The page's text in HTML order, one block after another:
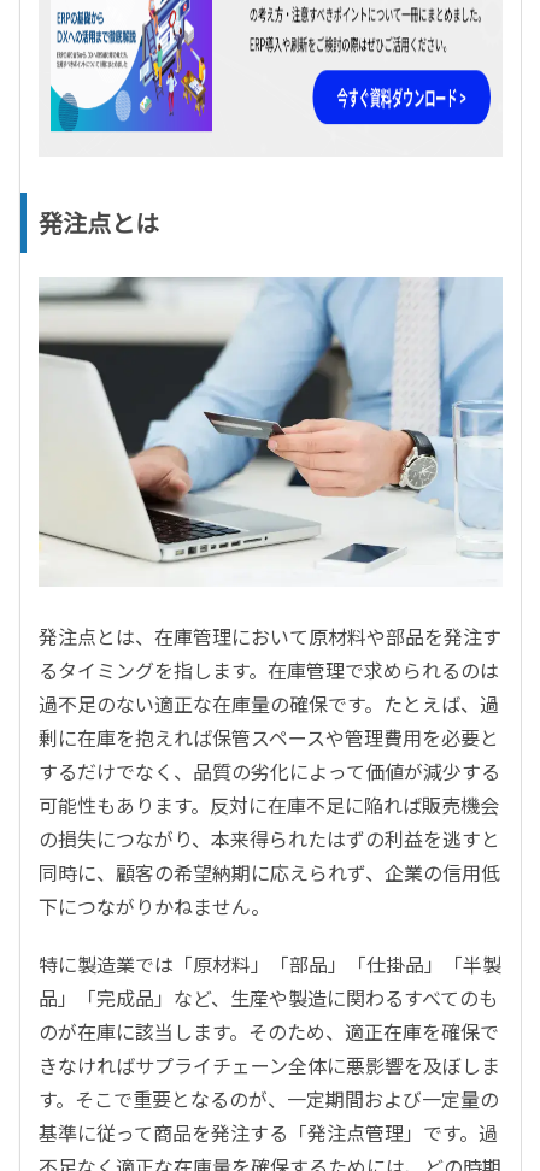
発注点とは
発注点とは、在庫管理において原材料や部品を発注す
るタイミングを指します。在庫管理で求められるのは
過不足のない適正な在庫量の確保です。たとえば、過
剰に在庫を抱えれば保管スペースや管理費用を必要と
するだけでなく、品質の劣化によって価値が減少する
可能性もあります。反対に在庫不足に陥れば販売機会
の損失につながり、本来得られたはずの利益を逃すと
同時に、顧客の希望納期に応えられず、企業の信用低
下につながりかねません。
特に製造業では「原材料」「部品」「仕掛品」「半製
品」「完成品」など、生産や製造に関わるすべてのも
のが在庫に該当します。そのため、適正在庫を確保で
きなければサプライチェーン全体に悪影響を及ぼしま
す。そこで重要となるのが、一定期間および一定量の
基準に従って商品を発注する「発注点管理」です。過